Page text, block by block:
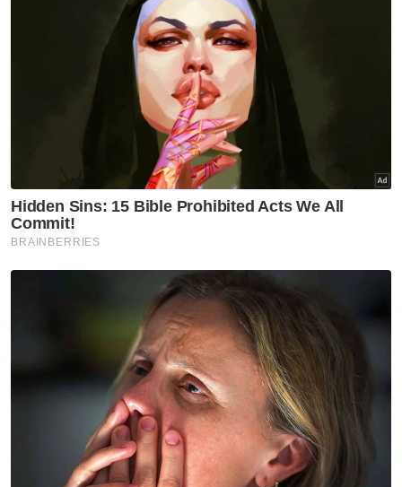
koyakan lama dan baharu di dubur mangsa
sebelum tertuduh ditahan polis pada 3 April
Pada 21 Mei lalu, tertuduh dihukum penjara 11
tahun dan lima sebatan oleh Mahkamah
Sesyen di sini, selepas mengaku bersalah
atas enam kes amang seksual fizikal, bukan
fizikal dan persetubuhan luar tabii terhadap
dua kanak-kanak lelaki berusia lapan dan 10
tahun.
Prosiding itu turut dihadiri peguam
pemerhati, S Kirthen dan S Premila bagi
pihak waris mangsa dan Pertubuhan
Kebangkitan Tiga Tangan Selangor.
Muat turun aplikasi Sinar Harian.Klik di sini!